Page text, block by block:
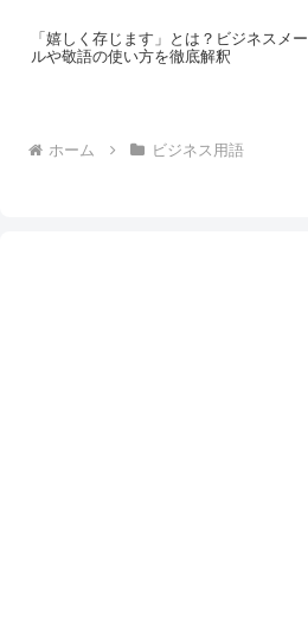
「嬉しく存じます」とは？ビジネスメー
ルや敬語の使い方を徹底解釈
ホーム ビジネス用語